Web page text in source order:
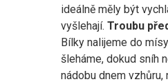
ideálně měly být
vyšlehají. Troubu
Bílky nalijeme do
šleháme, dokud sníh
nádobu dnem vzhůru,